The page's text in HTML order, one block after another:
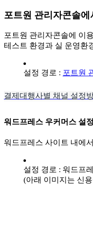
포트원 관리자콘솔
포트원 관리자콘솔에 이
테스트 환경과 실 운영환
설정 경로 : 포트원
결제대행사별 채널 설정
워드프레스 우커머스 설정
워드프레스 사이트 내에
설정 경로 : 워드프
(아래 이미지는 신